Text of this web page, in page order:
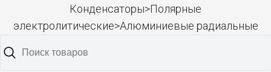
Конденсаторы>Полярные
электролитические>Алюминиевые радиальные